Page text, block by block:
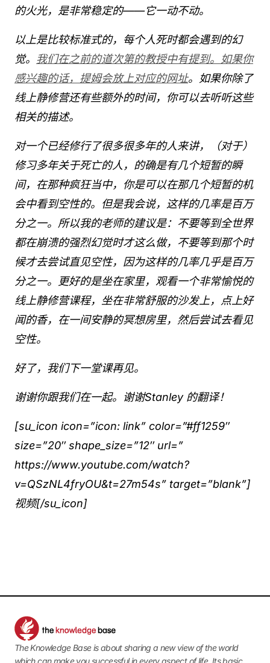
的火光，是非常稳定的——它一动不动。
以上是比较标准式的，每个人死时都会遇到的幻
觉。 我们在之前的道次第的教授中有提到。如果你
感兴趣的话，提姆会放上对应的网址。如果你除了
线上静修营还有些额外的时间，你可以去听听这些
相关的描述。
对一个已经修行了很多很多年的人来讲，（对于）
修习多年关于死亡的人，的确是有几个短暂的瞬
间，在那种疯狂当中，你是可以在那几个短暂的机
会中看到空性的。但是我会说，这样的几率是百万
分之一。所以我的老师的建议是：不要等到全世界
都在崩溃的强烈幻觉时才这么做，不要等到那个时
候才去尝试直见空性，因为这样的几率几乎是百万
分之一。更好的是坐在家里，观看一个非常愉悦的
线上静修营课程，坐在非常舒服的沙发上，点上好
闻的香，在一间安静的冥想房里，然后尝试去看见
空性。
好了，我们下一堂课再见。
谢谢你跟我们在一起。谢谢Stanley 的翻译！
[su_icon icon=”icon: link” color=”#ff1259″
size=”20″ shape_size=”12″ url=”
https://www.youtube.com/watch?
v=QSzNL4fryOU&t=27m54s” target=”blank”]
视频[/su_icon]
The Knowledge Base is about sharing a new view of the world